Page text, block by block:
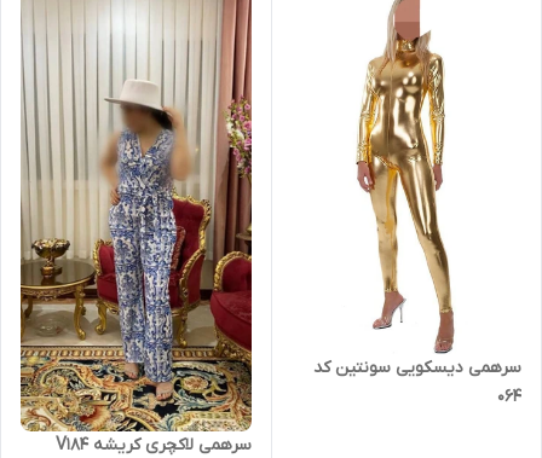
سرهمی دیسکویی سونتین کد
064
سرهمی لاکچری کریشه V184